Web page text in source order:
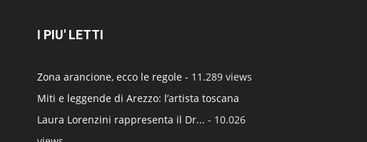
I PIU' LETTI
Zona arancione, ecco le regole - 11.289 views
Miti e leggende di Arezzo: l’artista toscana
Laura Lorenzini rappresenta il Dr... - 10.026